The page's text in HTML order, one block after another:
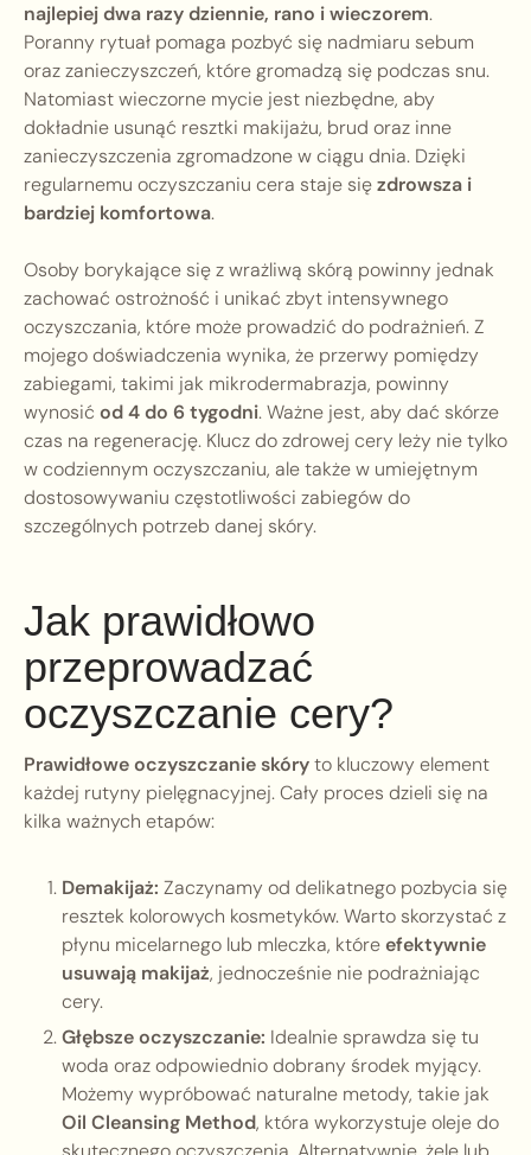
najlepiej dwa razy dziennie, rano i wieczorem.
Poranny rytuał pomaga pozbyć się nadmiaru sebum
oraz zanieczyszczeń, które gromadzą się podczas snu.
Natomiast wieczorne mycie jest niezbędne, aby
dokładnie usunąć resztki makijażu, brud oraz inne
zanieczyszczenia zgromadzone w ciągu dnia. Dzięki
regularnemu oczyszczaniu cera staje sięzdrowsza i
bardziej komfortowa.
Osoby borykające się z wrażliwą skórą powinny jednak
zachować ostrożność i unikać zbyt intensywnego
oczyszczania, które może prowadzić do podrażnień. Z
mojego doświadczenia wynika, że przerwy pomiędzy
zabiegami, takimi jak mikrodermabrazja, powinny
wynosić od 4 do 6 tygodni. Ważne jest, aby dać skórze
czas na regenerację. Klucz do zdrowej cery leży nie tylko
w codziennym oczyszczaniu, ale także w umiejętnym
dostosowywaniu częstotliwości zabiegów do
szczególnych potrzeb danej skóry.
Jak prawidłowo
przeprowadzać
oczyszczanie cery?
Prawidłowe oczyszczanie skóryto kluczowy element
każdej rutyny pielęgnacyjnej. Cały proces dzieli się na
kilka ważnych etapów:
Demakijaż: Zaczynamy od delikatnego pozbycia się
resztek kolorowych kosmetyków. Warto skorzystać z
płynu micelarnego lub mleczka, któreefektywnie
usuwają makijaż, jednocześnie nie podrażniając
cery.
Głębsze oczyszczanie: Idealnie sprawdza się tu
woda oraz odpowiednio dobrany środek myjący.
Możemy wypróbować naturalne metody, takie jak
Oil Cleansing Method, która wykorzystuje oleje do